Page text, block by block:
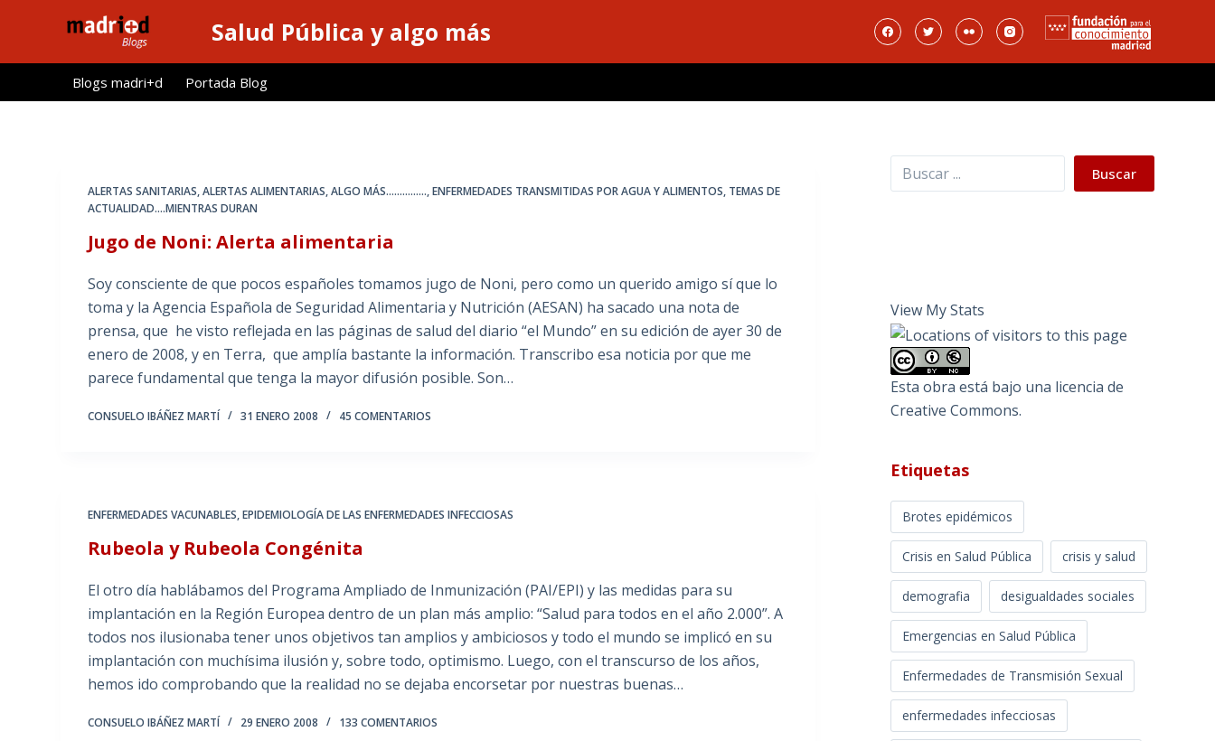
l
Salud Pública y algo más
Blogs madri+d Portada Blog
ALERTAS SANITARIAS, ALERTAS ALIMENTARIAS,ALGO MÁS...............,ENFERMEDADES TRANSMITIDAS POR AGUA Y ALIMENTOS, TEMAS DE
ACTUALIDAD....MIENTRAS DURAN
Jugo de Noni: Alerta alimentaria
Soy consciente de que pocos españoles tomamos jugo de Noni, pero como un querido amigo sí que lo
toma y la Agencia Española de Seguridad Alimentaria y Nutrición (AESAN) ha sacado una nota de
prensa, que he visto reflejada en las páginas de salud del diario “el Mundo” en su edición de ayer 30 de
enero de 2008, y en Terra, que amplía bastante la información. Transcribo esa noticia por que me
parece fundamental que tenga la mayor difusión posible. Son…
CONSUELO IBÁÑEZ MARTÍ 31 ENERO 2008 45 COMENTARIOS
ENFERMEDADES VACUNABLES,EPIDEMIOLOGÍA DE LAS ENFERMEDADES INFECCIOSAS
Rubeola y Rubeola Congénita
El otro día hablábamos del Programa Ampliado de Inmunización (PAI/EPI) y las medidas para su
implantación en la Región Europea dentro de un plan más amplio: “Salud para todos en el año 2.000”. A
todos nos ilusionaba tener unos objetivos tan amplios y ambiciosos y todo el mundo se implicó en su
implantación con muchísima ilusión y, sobre todo, optimismo. Luego, con el transcurso de los años,
hemos ido comprobando que la realidad no se dejaba encorsetar por nuestras buenas…
CONSUELO IBÁÑEZ MARTÍ 29 ENERO 2008 133 COMENTARIOS
Buscar Buscar
View My Stats
Esta obra está bajo una licencia de
Creative Commons.
Etiquetas
Brotes epidémicos
Crisis en Salud Pública crisis y salud
demografia desigualdades sociales
Emergencias en Salud Pública
Enfermedades de Transmisión Sexual
enfermedades infecciosas